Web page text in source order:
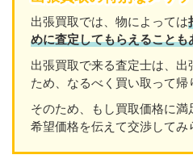
出張買取では、物によっては
めに査定してもらえることも
出張買取で来る査定士は、
ため、なるべく買い取って帰
そのため、もし買取価格に満
希望価格を伝えて交渉してみ